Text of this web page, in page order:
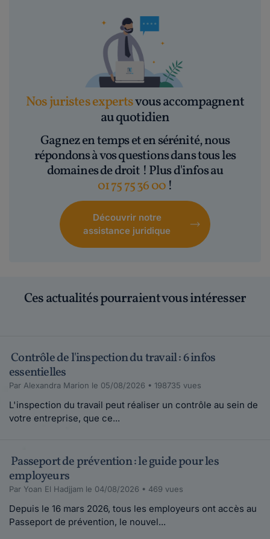
Nos juristes expertsvous accompagnent
au quotidien
Gagnez en temps et en sérénité, nous
répondons à vos questions dans tous les
domaines de droit ! Plus d'infos au
01 75 75 36 00 !
Découvrir notre
assistance juridique
Ces actualités pourraient vous intéresser
Contrôle de l'inspection du travail : 6 infos
essentielles
Par Alexandra Marion le 05/08/2026 • 198735 vues
L'inspection du travail peut réaliser un contrôle au sein de
votre entreprise, que ce...
Passeport de prévention : le guide pour les
employeurs
Par Yoan El Hadjjam le 04/08/2026 • 469 vues
Depuis le 16 mars 2026, tous les employeurs ont accès au
Passeport de prévention, le nouvel...